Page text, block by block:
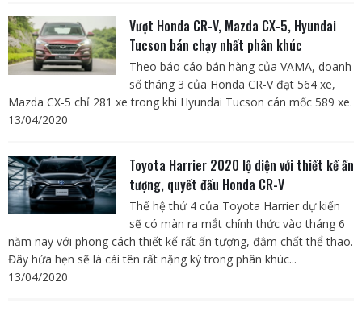
Vượt Honda CR-V, Mazda CX-5, Hyundai
Tucson bán chạy nhất phân khúc
Theo báo cáo bán hàng của VAMA, doanh
số tháng 3 của Honda CR-V đạt 564 xe,
Mazda CX-5 chỉ 281 xe trong khi Hyundai Tucson cán mốc 589 xe.
13/04/2020
Toyota Harrier 2020 lộ diện với thiết kế ấn
tượng, quyết đấu Honda CR-V
Thế hệ thứ 4 của Toyota Harrier dự kiến
sẽ có màn ra mắt chính thức vào tháng 6
năm nay với phong cách thiết kế rất ấn tượng, đậm chất thể thao.
Đây hứa hẹn sẽ là cái tên rất nặng ký trong phân khúc...
13/04/2020